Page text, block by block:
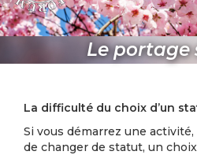
Le portage
La difficulté du choix d’un
Si vous démarrez une
de changer de statut, un